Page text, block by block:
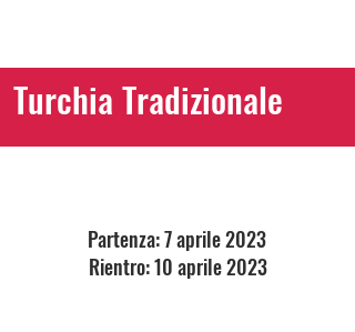
Turchia Tradizionale
Partenza: 7 aprile 2023
Rientro: 10 aprile 2023